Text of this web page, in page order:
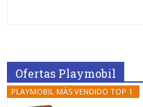
Ofertas Playmobil
PLAYMOBIL MÁS VENDIDO TOP 1